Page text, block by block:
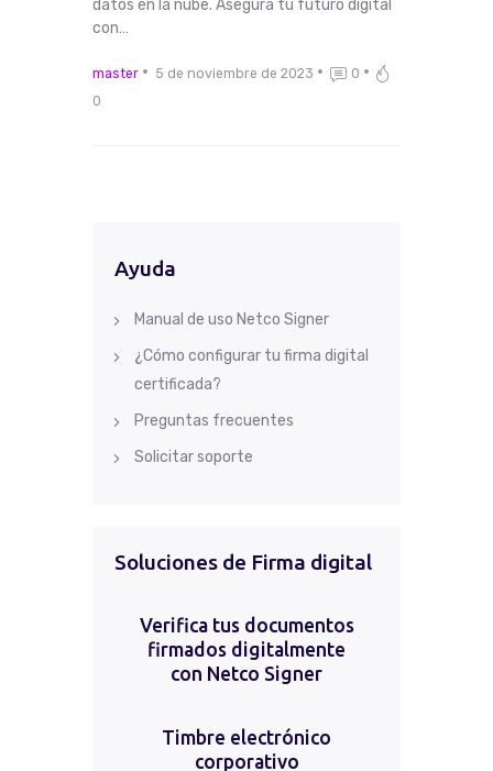
datos en la nube. Asegura tu futuro digital
con…
master 5 de noviembre de 2023
0
0
Ayuda
Manual de uso Netco Signer
¿Cómo configurar tu firma digital
certificada?
Preguntas frecuentes
Solicitar soporte
Soluciones de Firma digital
Verifica tus documentos
firmados digitalmente
con Netco Signer
Timbre electrónico
corporativo